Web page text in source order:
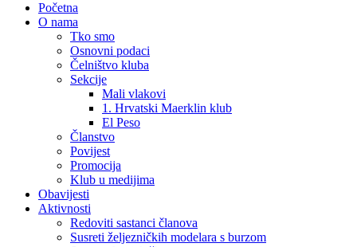
Početna
O nama
Tko smo
Osnovni podaci
Čelništvo kluba
Sekcije
Mali vlakovi
1. Hrvatski Maerklin klub
El Peso
Članstvo
Povijest
Promocija
Klub u medijima
Obavijesti
Aktivnosti
Redoviti sastanci članova
Susreti željezničkih modelara s burzom